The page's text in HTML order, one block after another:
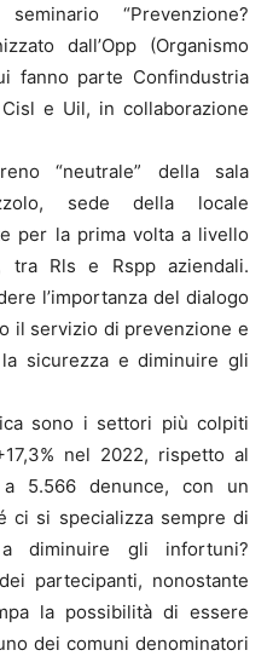
“Prevenzione?
dall’Opp (Organismo
fanno parte Confindustria
e Uil, in collaborazione
“neutrale” della sala
sede della locale
per la prima volta a livello
tra Rls e Rspp aziendali.
l’importanza del dialogo
il servizio di prevenzione e
sicurezza e diminuire gli
sono i settori più colpiti
nel 2022, rispetto al
5.566 denunce, con un
ci si specializza sempre di
diminuire gli infortuni?
partecipanti, nonostante
la possibilità di essere
dei comuni denominatori